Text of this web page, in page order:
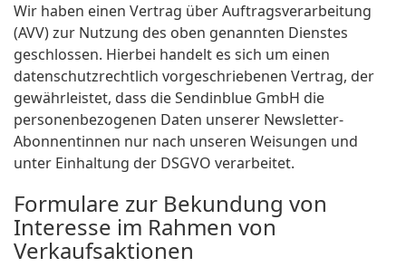
Wir haben einen Vertrag über Auftragsverarbeitung
(AVV) zur Nutzung des oben genannten Dienstes
geschlossen. Hierbei handelt es sich um einen
datenschutzrechtlich vorgeschriebenen Vertrag, der
gewährleistet, dass die Sendinblue GmbH die
personenbezogenen Daten unserer Newsletter-
Abonnentinnen nur nach unseren Weisungen und
unter Einhaltung der DSGVO verarbeitet.
Formulare zur Bekundung von
Interesse im Rahmen von
Verkaufsaktionen